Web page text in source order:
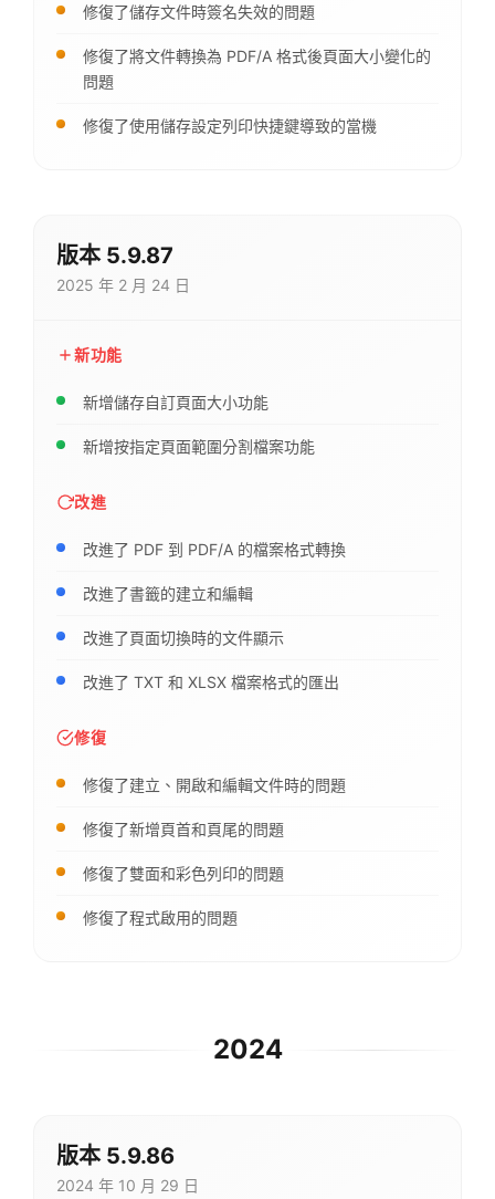
修復了儲存文件時簽名失效的問題
修復了將文件轉換為 PDF/A 格式後頁面大小變化的
問題
修復了使用儲存設定列印快捷鍵導致的當機
版本 5.9.87
2025 年 2 月 24 日
新功能
新增儲存自訂頁面大小功能
新增按指定頁面範圍分割檔案功能
改進
改進了 PDF 到 PDF/A 的檔案格式轉換
改進了書籤的建立和編輯
改進了頁面切換時的文件顯示
改進了 TXT 和 XLSX 檔案格式的匯出
修復
修復了建立、開啟和編輯文件時的問題
修復了新增頁首和頁尾的問題
修復了雙面和彩色列印的問題
修復了程式啟用的問題
2024
版本 5.9.86
2024 年 10 月 29 日